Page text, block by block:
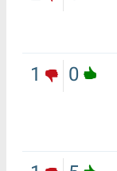
0
1